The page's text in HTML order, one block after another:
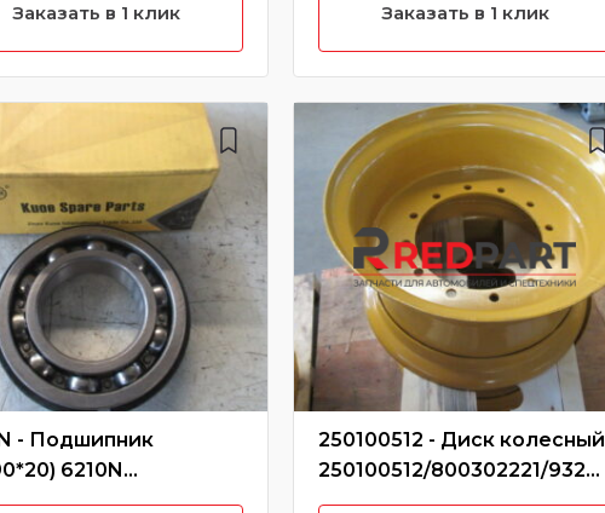
Заказать в 1 клик
- Подшипник
6210N
КПП SDLG,
Заказать в 1 клик
250100512 - Диск колесный
250100512/800302221/93276
36/Z3G.2.1